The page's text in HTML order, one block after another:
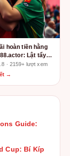
hoàn tiền hằng
Lật tẩy
con số quảng
· 2159+ lượt xem
→
Guide:
Cup: Bí Kíp